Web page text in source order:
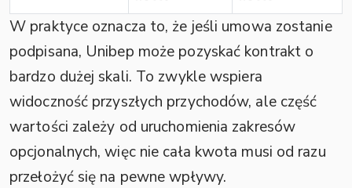
W praktyce oznacza to, że jeśli umowa zostanie
podpisana, Unibep może pozyskać kontrakt o
bardzo dużej skali. To zwykle wspiera
widoczność przyszłych przychodów, ale część
wartości zależy od uruchomienia zakresów
opcjonalnych, więc nie cała kwota musi od razu
przełożyć się na pewne wpływy.